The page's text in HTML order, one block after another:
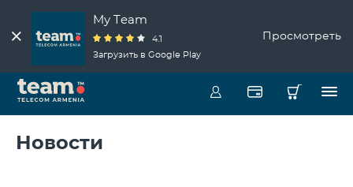
My Team
4.1
Загрузить в Google Play
Просмотреть
Новости